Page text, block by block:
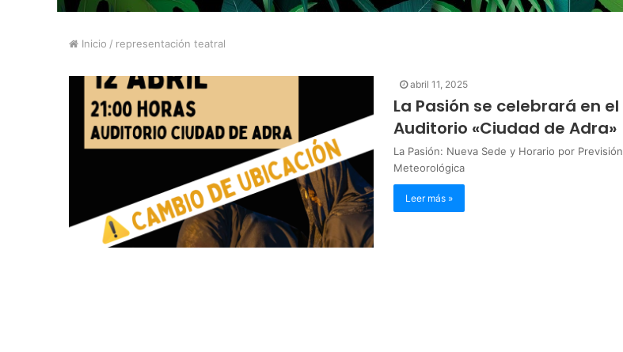
Inicio / representación teatral
abril 11, 2025
La Pasión se celebrará en el
Auditorio «Ciudad de Adra»
La Pasión: Nueva Sede y Horario por Previsión
Meteorológica
Leer más »